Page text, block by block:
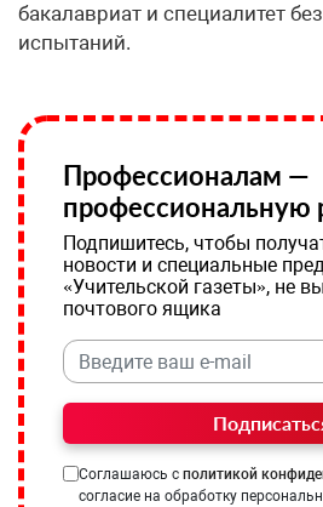
бакалавриат и специалитет
испытаний.
Профессионалам —
профессиональную
Подпишитесь, чтобы
новости и специальные
«Учительской газеты», не
почтового ящика
Соглашаюсь с политикой
согласие на обработку